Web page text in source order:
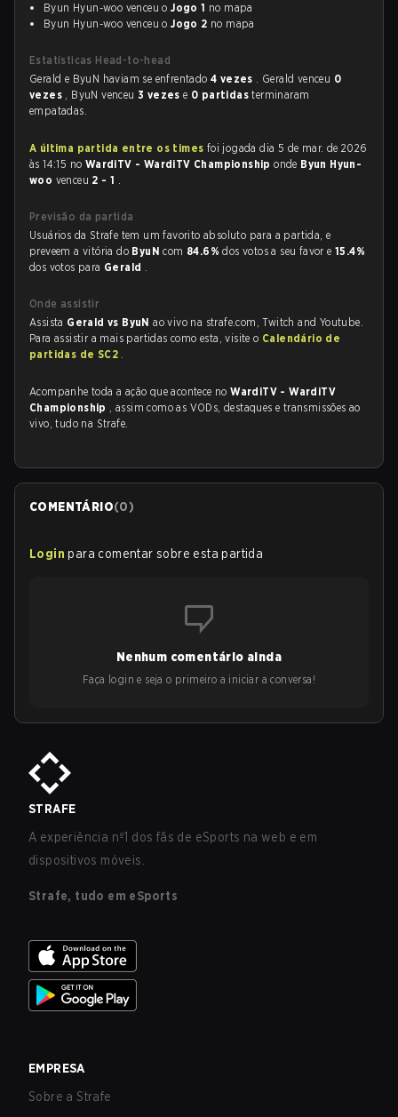
Byun Hyun-woo venceu oJogo 1 no mapa
Byun Hyun-woo venceu oJogo 2 no mapa
Estatísticas Head-to-head
Gerald e ByuN haviam se enfrentado 4 vezes . Gerald venceu 0
vezes , ByuN venceu3 vezese 0 partidasterminaram
empatadas.
A última partida entre os times foi jogada dia 5 de mar. de 2026
às 14:15 no WardiTV - WardiTV Championshiponde Byun Hyun-
woo venceu 2 - 1 .
Previsão da partida
Usuários da Strafe tem um favorito absoluto para a partida, e
preveem a vitória do ByuNcom 84.6%dos votos a seu favor e15.4%
dos votos para Gerald .
Onde assistir
Assista Gerald vs ByuNao vivo na strafe.com, Twitch and Youtube.
Para assistir a mais partidas como esta, visite o Calendário de
partidas de SC2 .
Acompanhe toda a ação que acontece noWardiTV - WardiTV
Championship , assim como as VODs, destaques e transmissões ao
vivo, tudo na Strafe.
COMENTÁRIO(0)
Login para comentar sobre esta partida
Nenhum comentário ainda
Faça login e seja o primeiro a iniciar a conversa!
STRAFE
A experiência nº1 dos fãs de eSports na web e em
dispositivos móveis.
Strafe, tudo em eSports
EMPRESA
Sobre a Strafe